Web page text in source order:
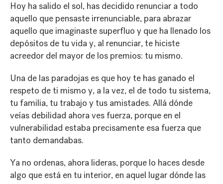
Hoy ha salido el sol, has decidido renunciar a todo
aquello que pensaste irrenunciable, para abrazar
aquello que imaginaste superfluo y que ha llenado los
depósitos de tu vida y, al renunciar, te hiciste
acreedor del mayor de los premios: tu mismo.
Una de las paradojas es que hoy te has ganado el
respeto de ti mismo y, a la vez, el de todo tu sistema,
tu familia, tu trabajo y tus amistades. Allá dónde
veías debilidad ahora ves fuerza, porque en el
vulnerabilidad estaba precisamente esa fuerza que
tanto demandabas.
Ya no ordenas, ahora lideras, porque lo haces desde
algo que está en tu interior, en aquel lugar dónde las